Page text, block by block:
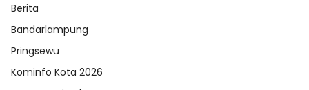
Berita
Bandarlampung
Pringsewu
Kominfo Kota 2026